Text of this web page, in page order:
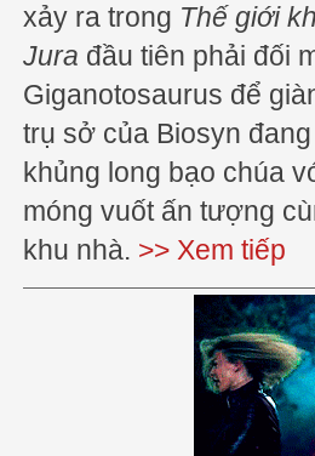
xảy ra trong Thế giới
Jura đầu tiên phải đối
Giganotosaurus để
trụ sở của Biosyn
khủng long bạo chúa
móng vuốt ấn tượng
khu nhà. >> Xem tiếp